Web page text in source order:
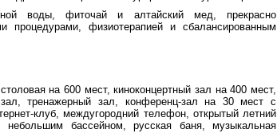
воды, фиточай и алтайский мед, прекрасно
процедурами, физиотерапией и сбалансированным
на 600 мест, киноконцертный зал на 400 мест,
тренажерный зал, конференц-зал на 30 мест с
клуб, междугородний телефон, открытый летний
бассейном, русская баня, музыкальная